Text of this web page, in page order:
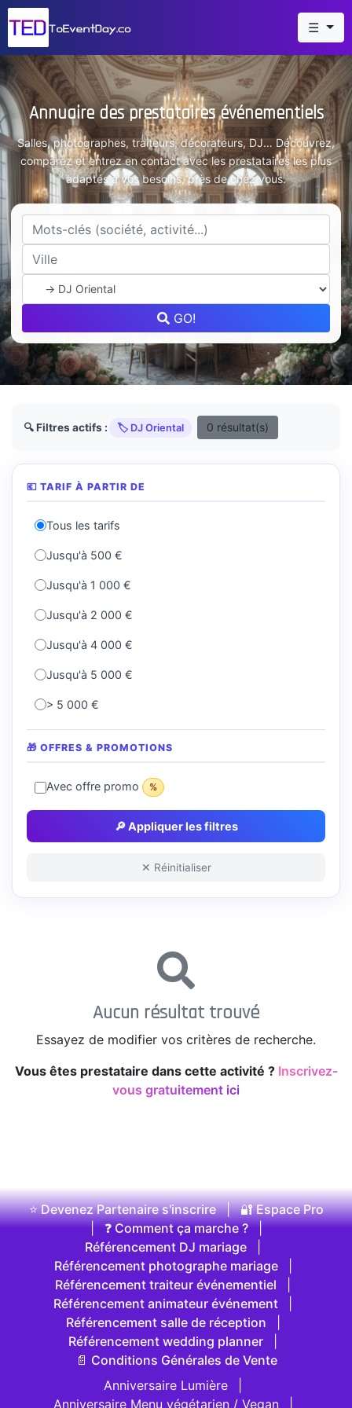
☰
Annuaire des prestataires événementiels
Salles, photographes, traiteurs, décorateurs, DJ… Découvrez,
comparez et entrez en contact avec les prestataires les plus
adaptés à vos besoins, près de chez vous.
GO!
🔍 Filtres actifs : 🏷️ DJ Oriental 0 résultat(s)
💶 TARIF À PARTIR DE
Tous les tarifs
Jusqu'à 500 €
Jusqu'à 1 000 €
Jusqu'à 2 000 €
Jusqu'à 4 000 €
Jusqu'à 5 000 €
> 5 000 €
🎁 OFFRES & PROMOTIONS
Avec offre promo %
🔎 Appliquer les filtres
✕ Réinitialiser
Aucun résultat trouvé
Essayez de modifier vos critères de recherche.
Vous êtes prestataire dans cette activité ? Inscrivez-
vous gratuitement ici
⭐ Devenez Partenaire s'inscrire |
🔐 Espace Pro
|
❓ Comment ça marche ?
|
Référencement DJ mariage
Référencement photographe mariage
Référencement traiteur événementiel
Référencement animateur événement
Référencement salle de réception
Référencement wedding planner
📄 Conditions Générales de Vente
Anniversaire Lumière
Anniversaire Menu végétarien / Vegan